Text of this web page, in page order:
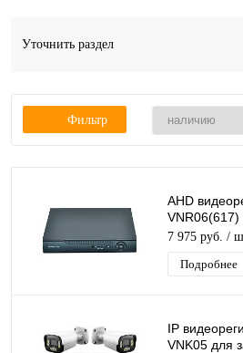
Уточнить раздел
Фильтр
AHD
VNR06(617)
5Мр)
USB
7 975 руб. /
Подробнее
IP
VNK05 для